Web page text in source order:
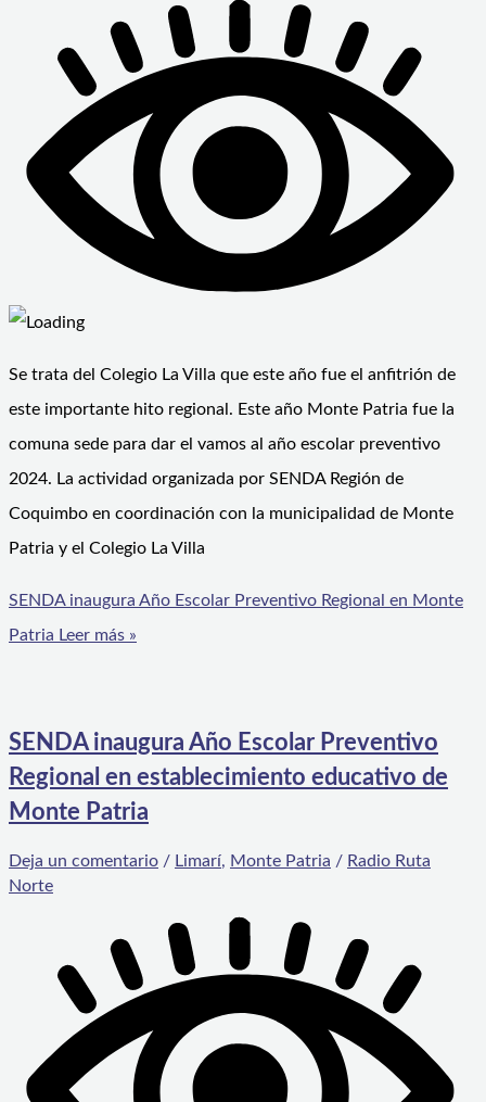
Se trata del Colegio La Villa que este año fue el anfitrión de
este importante hito regional. Este año Monte Patria fue la
comuna sede para dar el vamos al año escolar preventivo
2024. La actividad organizada por SENDA Región de
Coquimbo en coordinación con la municipalidad de Monte
Patria y el Colegio La Villa
SENDA inaugura Año Escolar Preventivo Regional en Monte
Patria Leer más »
SENDA inaugura Año Escolar Preventivo
Regional en establecimiento educativo de
Monte Patria
Deja un comentario / Limarí, Monte Patria / Radio Ruta
Norte